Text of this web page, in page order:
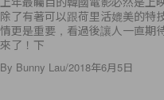
除了有著可以跟荷里活媲美的特
情更是重要，看過後讓人一直期
來了！下
By Bunny Lau/2018年6月5日